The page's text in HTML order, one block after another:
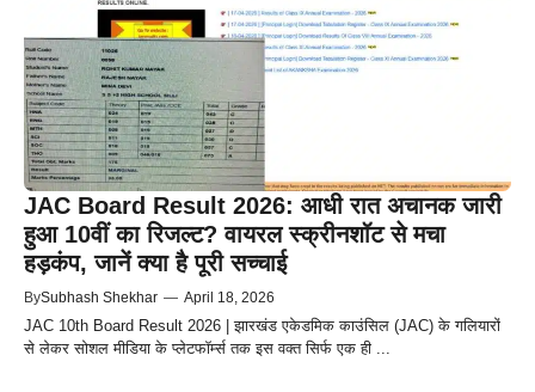
JAC Board Result 2026: आधी रात अचानक जारी
हुआ 10वीं का रिजल्ट? वायरल स्क्रीनशॉट से मचा
हड़कंप, जानें क्या है पूरी सच्चाई
BySubhash Shekhar — April 18, 2026
JAC 10th Board Result 2026 | झारखंड एकेडमिक काउंसिल (JAC) के गलियारों
से लेकर सोशल मीडिया के प्लेटफॉर्म्स तक इस वक्त सिर्फ एक ही ...